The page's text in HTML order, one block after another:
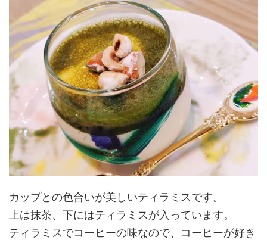
カップとの色合いが美しいティラミスです。
上は抹茶、下にはティラミスが入っています。
ティラミスでコーヒーの味なので、コーヒーが好き